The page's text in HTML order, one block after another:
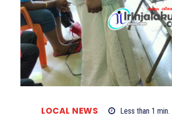
LOCAL NEWS Less than 1 min.